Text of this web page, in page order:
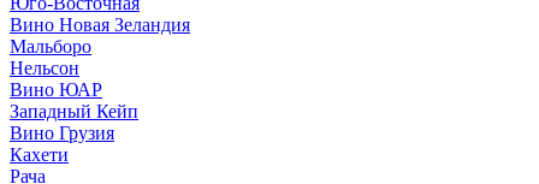
Вино Новая Зеландия
Мальборо
Нельсон
Вино ЮАР
Западный Кейп
Вино Грузия
Кахети
Рача